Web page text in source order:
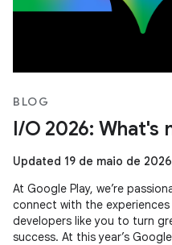
BLOG
I/O 2026: What's
Updated 19 de maio de 2026
At Google Play, we’re
connect with the experiences
developers like you to turn
success. At this year’s